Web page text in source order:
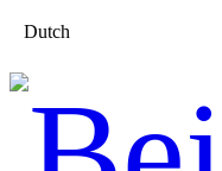
Dutch